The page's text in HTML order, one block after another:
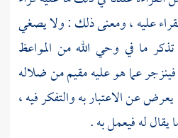
عليه ، ومعنى ذلك : ولا يصغي
تذكر ما في وحي الله من المواعظ
فينزجر عما هو عليه مقيم من ضلاله
يعرض عن الاعتبار به والتفكر فيه ،
له فيعمل به .